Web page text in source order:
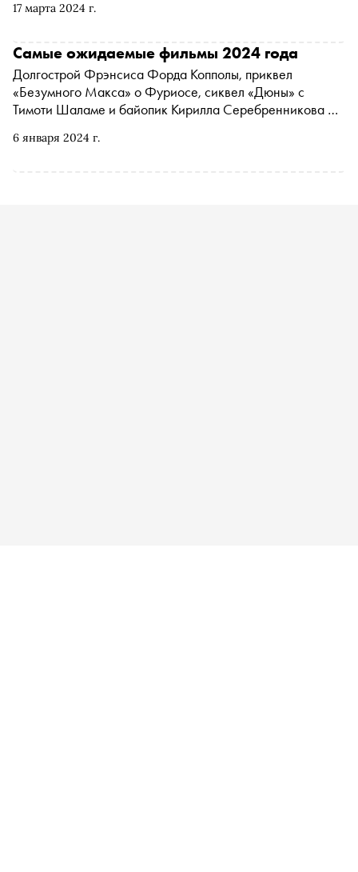
17 марта 2024 г.
6 января 2024 г.
Самые ожидаемые фильмы 2024 года
Долгострой Фрэнсиса Форда Копполы, приквел
«Безумного Макса» о Фуриосе, сиквел «Дюны» с
Тимоти Шаламе и байопик Кирилла Серебренникова —
посмотреть в 2024 году